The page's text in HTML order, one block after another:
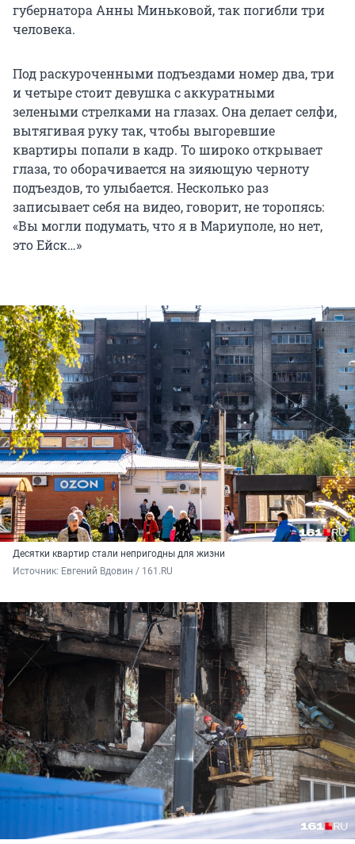
губернатора Анны Миньковой, так погибли три
человека.
Под раскуроченными подъездами номер два, три
и четыре стоит девушка с аккуратными
зелеными стрелками на глазах. Она делает селфи,
вытягивая руку так, чтобы выгоревшие
квартиры попали в кадр. То широко открывает
глаза, то оборачивается на зияющую черноту
подъездов, то улыбается. Несколько раз
записывает себя на видео, говорит, не торопясь:
«Вы могли подумать, что я в Мариуполе, но нет,
это Ейск…»
Десятки квартир стали непригодны для жизни
Источник: Евгений Вдовин / 161.RU